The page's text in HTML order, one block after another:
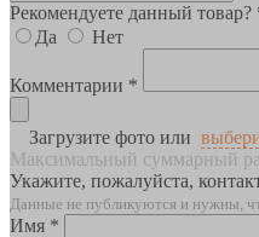
Рекомендуете данный товар?
Да
Нет
Комментарии *
Загрузите фото или
Максимальный суммарный
Укажите, пожалуйста,
Данные не публикуются и нужны,
Имя *